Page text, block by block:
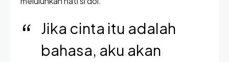
Jika cinta itu adalah
bahasa, aku akan